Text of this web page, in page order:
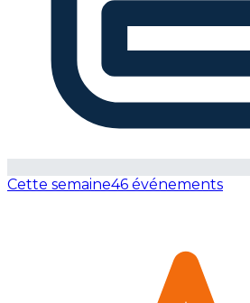
Cette semaine46 événements